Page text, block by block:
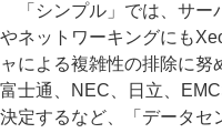
「シンプル」では、サー
やネットワーキングにも
ャによる複雑性の排除に努
富士通、NEC、日立、
決定するなど、「データセ